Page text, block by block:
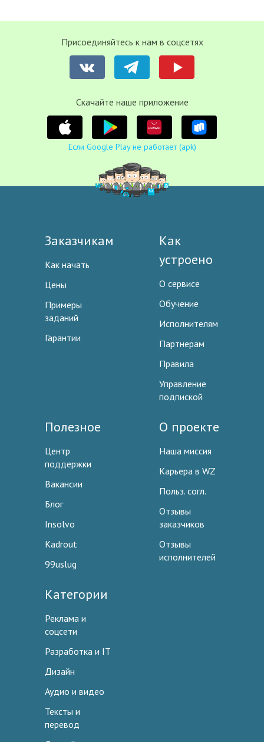
Присоединяйтесь к нам в соцсетях
Cкачайте наше приложение
Если Google Play не работает (apk)
Заказчикам
Как начать
Цены
Примеры
заданий
Гарантии
Как
устроено
О сервисе
Обучение
Исполнителям
Партнерам
Правила
Управление
подпиской
Полезное
Центр
поддержки
Вакансии
Блог
Insolvo
Kadrout
99uslug
О проекте
Наша миссия
Карьера в WZ
Польз. согл.
Отзывы
заказчиков
Отзывы
исполнителей
Категории
Реклама и
соцсети
Разработка и IT
Дизайн
Аудио и видео
Тексты и
перевод